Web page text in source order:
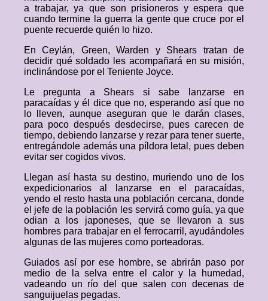
a trabajar, ya que son prisioneros y espera que
cuando termine la guerra la gente que cruce por el
puente recuerde quién lo hizo.
En Ceylán, Green, Warden y Shears tratan de
decidir qué soldado les acompañará en su misión,
inclinándose por el Teniente Joyce.
Le pregunta a Shears si sabe lanzarse en
paracaídas y él dice que no, esperando así que no
lo lleven, aunque aseguran que le darán clases,
para poco después desdecirse, pues carecen de
tiempo, debiendo lanzarse y rezar para tener suerte,
entregándole además una píldora letal, pues deben
evitar ser cogidos vivos.
Llegan así hasta su destino, muriendo uno de los
expedicionarios al lanzarse en el paracaídas,
yendo el resto hasta una población cercana, donde
el jefe de la población les servirá como guía, ya que
odian a los japoneses, que se llevaron a sus
hombres para trabajar en el ferrocarril, ayudándoles
algunas de las mujeres como porteadoras.
Guiados así por ese hombre, se abrirán paso por
medio de la selva entre el calor y la humedad,
vadeando un río del que salen con decenas de
sanguijuelas pegadas.